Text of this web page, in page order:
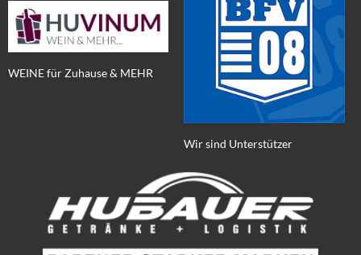
WEINE für Zuhause & MEHR
Wir sind Unterstützer